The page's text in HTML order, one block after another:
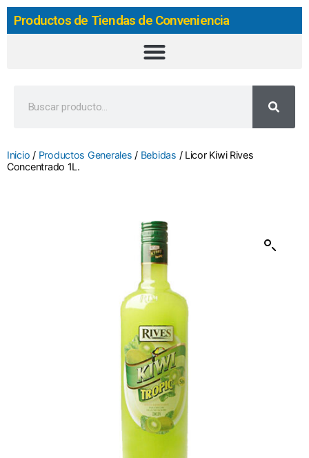
Productos de Tiendas de Conveniencia
Inicio / Productos Generales / Bebidas / Licor Kiwi Rives
Concentrado 1L.